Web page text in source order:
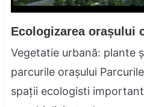
Ecologizarea orașului
Vegetatie urbană: plante
parcurile orașului
spații ecologisti